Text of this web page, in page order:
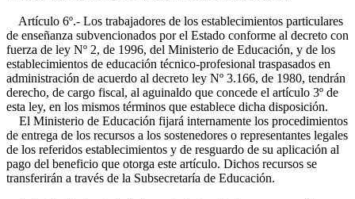
Artículo 6º.- Los trabajadores de los establecimientos particulares
de enseñanza subvencionados por el Estado conforme al decreto con
fuerza de ley Nº 2, de 1996, del Ministerio de Educación, y de los
establecimientos de educación técnico-profesional traspasados en
administración de acuerdo al decreto ley Nº 3.166, de 1980, tendrán
derecho, de cargo fiscal, al aguinaldo que concede el artículo 3º de
esta ley, en los mismos términos que establece dicha disposición.
El Ministerio de Educación fijará internamente los procedimientos
de entrega de los recursos a los sostenedores o representantes legales
de los referidos establecimientos y de resguardo de su aplicación al
pago del beneficio que otorga este artículo. Dichos recursos se
transferirán a través de la Subsecretaría de Educación.